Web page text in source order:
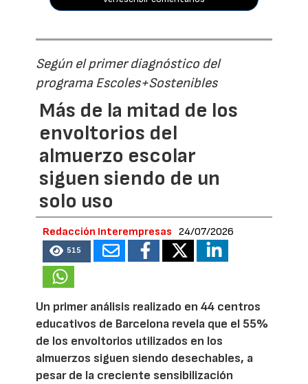
Según el primer diagnóstico del
programa Escoles+Sostenibles
Más de la mitad de los
envoltorios del
almuerzo escolar
siguen siendo de un
solo uso
Redacción Interempresas 24/07/2026
515
Un primer análisis realizado en 44 centros
educativos de Barcelona revela que el 55%
de los envoltorios utilizados en los
almuerzos siguen siendo desechables, a
pesar de la creciente sensibilización